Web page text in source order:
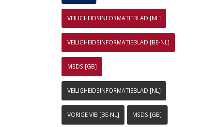
VEILIGHEIDSINFORMATIEBLAD [NL]
VEILIGHEIDSINFORMATIEBLAD [BE-NL]
MSDS [GB]
VEILIGHEIDSINFORMATIEBLAD [NL]
VORIGE VIB [BE-NL] MSDS [GB]